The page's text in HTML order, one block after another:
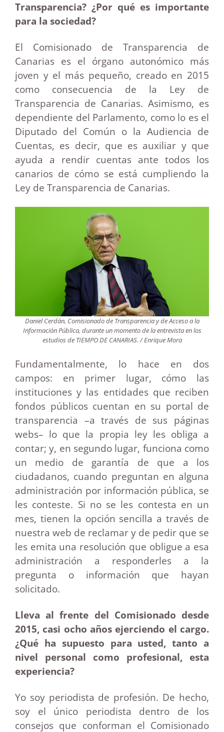
Transparencia? ¿Por qué es importante
para la sociedad?
El Comisionado de Transparencia de
Canarias es el órgano autonómico más
joven y el más pequeño, creado en 2015
como consecuencia de la Ley de
Transparencia de Canarias. Asimismo, es
dependiente del Parlamento, como lo es el
Diputado del Común o la Audiencia de
Cuentas, es decir, que es auxiliar y que
ayuda a rendir cuentas ante todos los
canarios de cómo se está cumpliendo la
Ley de Transparencia de Canarias.
Daniel Cerdán, Comisionado de Transparencia y de Acceso a la
Información Pública, durante un momento de la entrevista en los
estudios de TIEMPO DE CANARIAS. / Enrique Mora
Fundamentalmente, lo hace en dos
campos: en primer lugar, cómo las
instituciones y las entidades que reciben
fondos públicos cuentan en su portal de
transparencia –a través de sus páginas
webs– lo que la propia ley les obliga a
contar; y, en segundo lugar, funciona como
un medio de garantía de que a los
ciudadanos, cuando preguntan en alguna
administración por información pública, se
les conteste. Si no se les contesta en un
mes, tienen la opción sencilla a través de
nuestra web de reclamar y de pedir que se
les emita una resolución que obligue a esa
administración a responderles a la
pregunta o información que hayan
solicitado.
Lleva al frente del Comisionado desde
2015, casi ocho años ejerciendo el cargo.
¿Qué ha supuesto para usted, tanto a
nivel personal como profesional, esta
experiencia?
Yo soy periodista de profesión. De hecho,
soy el único periodista dentro de los
consejos que conforman el Comisionado